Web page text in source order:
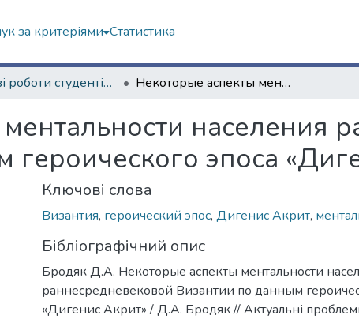
за критеріями Статистика
Наукові роботи студентів та аспірантів. Історичний факультет Некоторые аспекты ментальности населения раннесредневековой Византии по данным героического эпоса «Дигенис Акрит»
населения
эпоса
Ключові слова
Византия, героический эпос, Дигенис Акрит,
Бібліографічний опис
Бродяк Д.А. Некоторые аспекты ментальности
раннесредневековой Византии по данным
«Дигенис Акрит» / Д.А. Бродяк // Актуальні